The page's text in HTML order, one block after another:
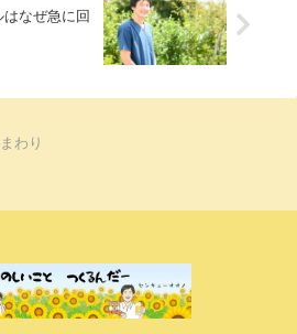
なぜ急に回
わり